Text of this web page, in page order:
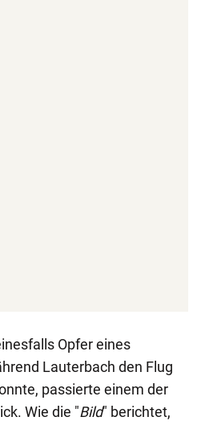
Opfer eines
Lauterbach den Flug
passierte einem der
Wie die "Bild" berichtet,